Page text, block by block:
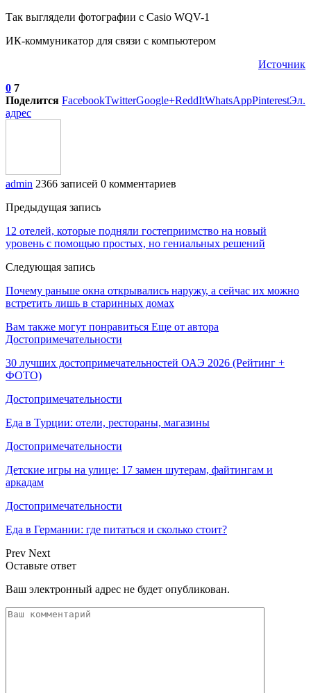
Так выглядели фотографии с Casio WQV-1
ИК-коммуникатор для связи с компьютером
Источник
0 7
Поделится FacebookTwitterGoogle+ReddItWhatsAppPinterestЭл.
адрес
admin 2366 записей 0 комментариев
Предыдущая запись
12 отелей, которые подняли гостеприимство на новый
уровень с помощью простых, но гениальных решений
Следующая запись
Почему раньше окна открывались наружу, а сейчас их можно
встретить лишь в старинных домах
Вам также могут понравиться Еще от автора
Достопримечательности
30 лучших достопримечательностей ОАЭ 2026 (Рейтинг +
ФОТО)
Достопримечательности
Еда в Турции: отели, рестораны, магазины
Достопримечательности
Детские игры на улице: 17 замен шутерам, файтингам и
аркадам
Достопримечательности
Еда в Германии: где питаться и сколько стоит?
Prev Next
Оставьте ответ
Ваш электронный адрес не будет опубликован.